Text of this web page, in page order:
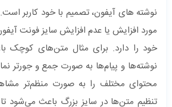
نوشته های آیفون، تصمیم با خود کاربر است.
مورد افزایش یا عدم افزایش سایز فونت
خود را دارد. برای مثال متن‌های کوچک
نوشته‌ها و پیام‌ها به صورت جمع و جورتر
محتوای مختلف را به صورت منظم‌تر
تنظیم متن‌ها در سایز بزرگ باعث می‌شود